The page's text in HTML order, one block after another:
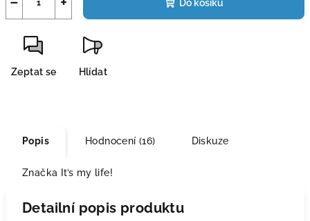
Do košíku
Zeptat se Hlídat
Popis Hodnocení (16) Diskuze
Značka It’s my life!
Detailní popis produktu